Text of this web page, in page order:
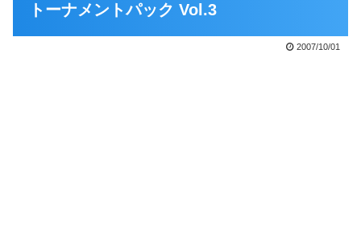
トーナメントパック Vol.3
2007/10/01